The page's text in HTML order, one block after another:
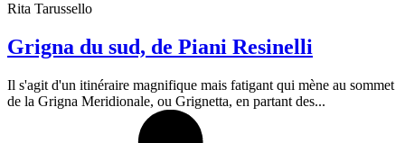
Rita Tarussello
Grigna du sud, de Piani Resinelli
Il s'agit d'un itinéraire magnifique mais fatigant qui mène au sommet
de la Grigna Meridionale, ou Grignetta, en partant des...